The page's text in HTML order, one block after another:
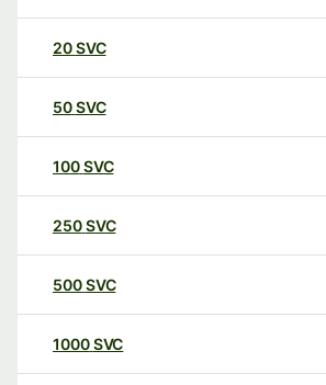
20SVC
50SVC
100SVC
250SVC
500SVC
1000SVC